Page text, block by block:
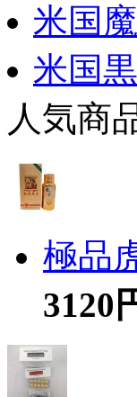
米国
米国
人気商
極品
3120